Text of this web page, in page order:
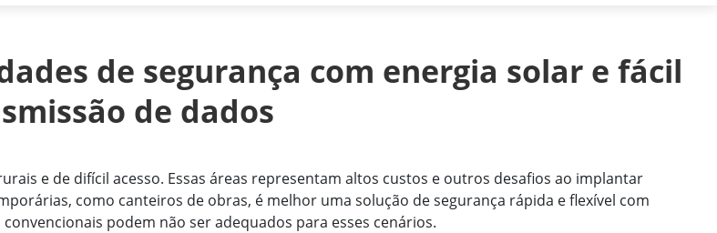
de segurança com energia solar e fácil
de dados
e de difícil acesso. Essas áreas representam altos custos e outros desafios ao implantar
como canteiros de obras, é melhor uma solução de segurança rápida e flexível com
podem não ser adequados para esses cenários.